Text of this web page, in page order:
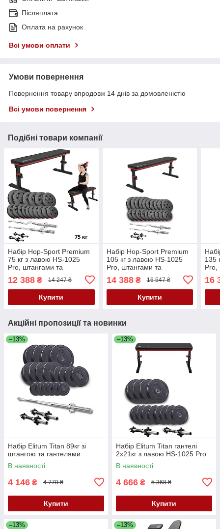
Післяплата
Оплата на рахунок
Всі умови оплати
Умови повернення
Повернення товару впродовж 14 днів за домовленістю
Всі умови повернення
Подібні товари компанії
Набір Hop-Sport Premium
75 кг з лавою HS-1025
Pro, штангами та
12 388 ₴ 14 247 ₴
Купити
Набір Hop-Sport Premium
105 кг з лавою HS-1025
Pro, штангами та
14 388₴ 16 547 ₴
Купити
135
Pro,
16
Акційні пропозиції та новинки
–13%
Набір Elitum Titan 89кг зі
штангою та гантелями
В наявності
4 146 ₴ 4 770 ₴
Купити
–13%
Набір Elitum Titan гантелі
2х21кг з лавою HS-1025 Pro
В наявності
4 666 ₴ 5 368 ₴
Купити
–13% –13%